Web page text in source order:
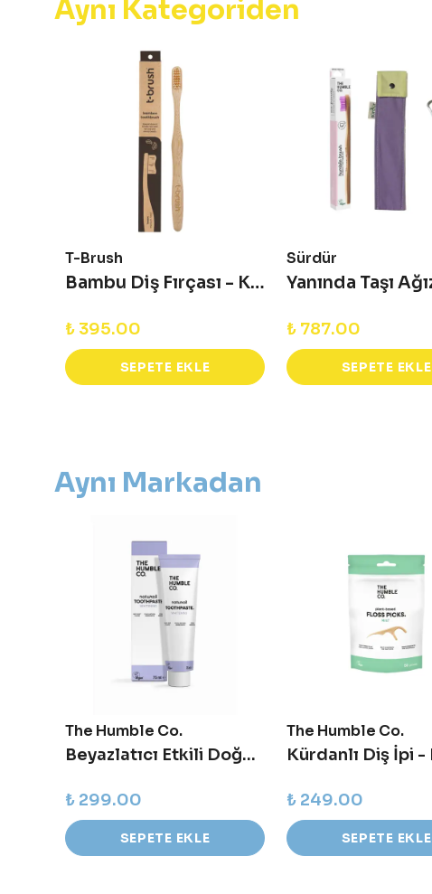
Aynı Kategoriden
T-Brush
Bambu Diş Fırçası - Kahverengi
₺ 395.00
SEPETE EKLE
Sürdür
₺ 787.00
SEPETE EKLE
Aynı Markadan
The Humble Co.
Beyazlatıcı Etkili Doğal Diş Macunu 75 ml
₺ 299.00
SEPETE EKLE
The Humble Co.
Kürdanlı Diş İpi -
₺ 249.00
SEPETE EKLE